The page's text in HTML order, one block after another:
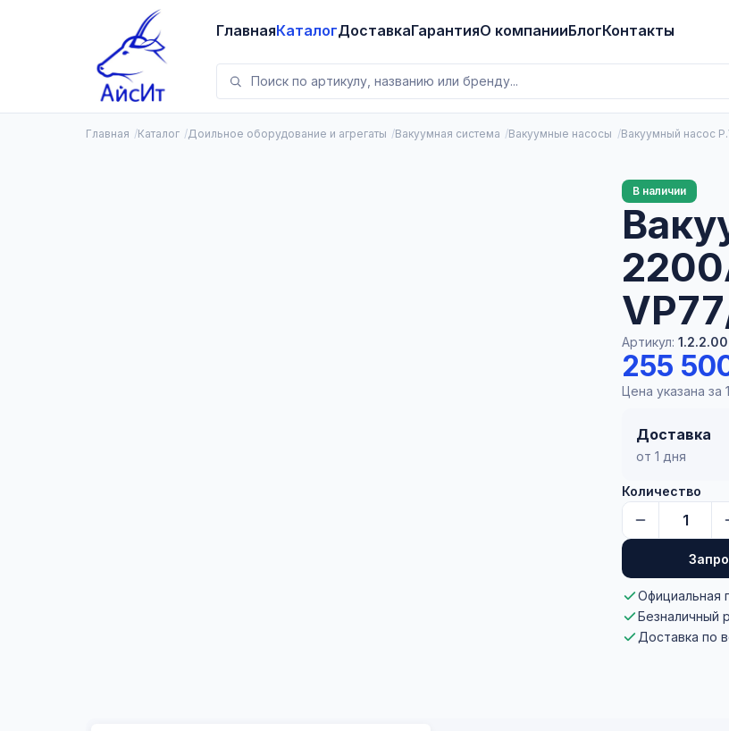
ГлавнаяКаталогДоставкаГарантияО компанииБлогКонтакты
Главная Каталог Доильное оборудование и агрегаты Вакуумная система Вакуумные насосы Вакуумный насос
В наличии
Артикул:
255
Цена указана за
Доставка
от 1 дня
Количество
Официальная
Безналичный
Доставка по